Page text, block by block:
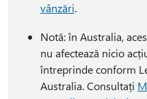
vânzări.
Notă: în Australia,
nu afectează nicio
întreprinde conform
Australia. Consultați